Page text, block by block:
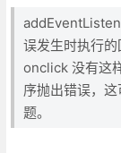
误发生时执行的
onclick 没有这
序抛出错误，
题。